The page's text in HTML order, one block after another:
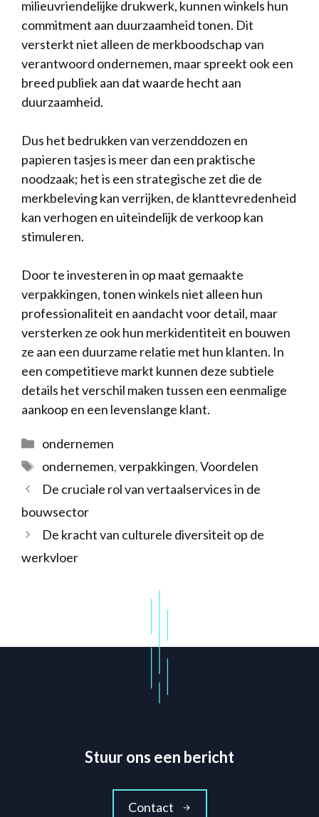
milieuvriendelijke drukwerk, kunnen winkels hun
commitment aan duurzaamheid tonen. Dit
versterkt niet alleen de merkboodschap van
verantwoord ondernemen, maar spreekt ook een
breed publiek aan dat waarde hecht aan
duurzaamheid.
Dus het bedrukken van verzenddozen en
papieren tasjes is meer dan een praktische
noodzaak; het is een strategische zet die de
merkbeleving kan verrijken, de klanttevredenheid
kan verhogen en uiteindelijk de verkoop kan
stimuleren.
Door te investeren in op maat gemaakte
verpakkingen, tonen winkels niet alleen hun
professionaliteit en aandacht voor detail, maar
versterken ze ook hun merkidentiteit en bouwen
ze aan een duurzame relatie met hun klanten. In
een competitieve markt kunnen deze subtiele
details het verschil maken tussen een eenmalige
aankoop en een levenslange klant.
Categorieën
ondernemen
Tags
ondernemen,verpakkingen,Voordelen
De cruciale rol van vertaalservices in de
bouwsector
De kracht van culturele diversiteit op de
werkvloer
Stuur ons een bericht
Contact